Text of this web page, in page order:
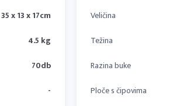
35 x 13 x 17cm
4.5 kg
70db
-
Veličina
Težina
Razina buke
Ploče s čipovima